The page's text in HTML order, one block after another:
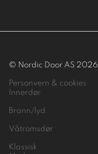
© Nordic Door AS 2026
Personvern & cookies
Innerdør
Brann/lyd
Våtromsdør
Klassisk